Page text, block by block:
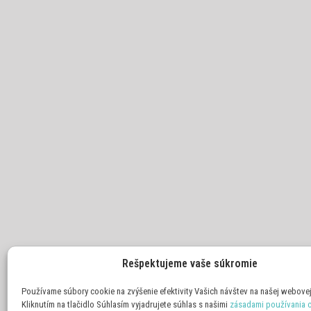
Rešpektujeme vaše súkromie
Používame súbory cookie na zvýšenie efektivity Vašich návštev na našej
Kliknutím na tlačidlo Súhlasím vyjadrujete súhlas s našimi zásadami používania